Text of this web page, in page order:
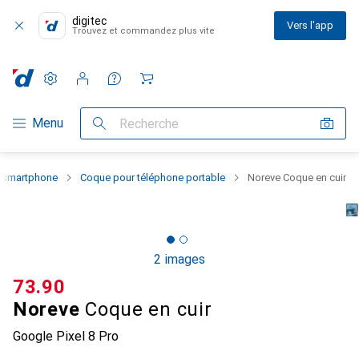
digitec
Trouvez et commandez plus vite Vers l'app
Navigation par catégorie
Menu Recherche
Paramètres
Compte client
Listes de comparaison
Listes d'envies
Panier
Coque pour téléphone portable Noreve Coque en cuir
2 images
Noreve Coque en cuir
Google Pixel 8 Pro
CHF
73.90